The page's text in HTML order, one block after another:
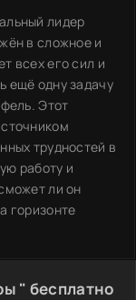
лидер
в сложное и
всех его сил и
ещё одну задачу
Этот
трудностей в
работу и
ли он
горизонте
" бесплатно